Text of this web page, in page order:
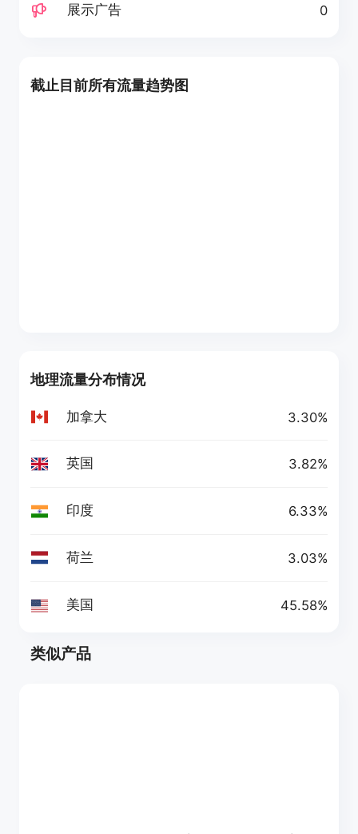
展示广告 0
截止目前所有流量趋势图
地理流量分布情况
加拿大 3.30%
英国 3.82%
印度 6.33%
荷兰 3.03%
美国 45.58%
类似产品